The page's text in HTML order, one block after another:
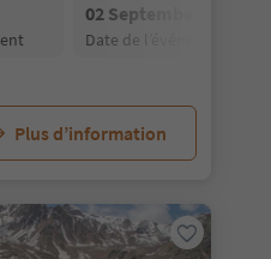
02 September 2026
date de l’événement
Plus d’information